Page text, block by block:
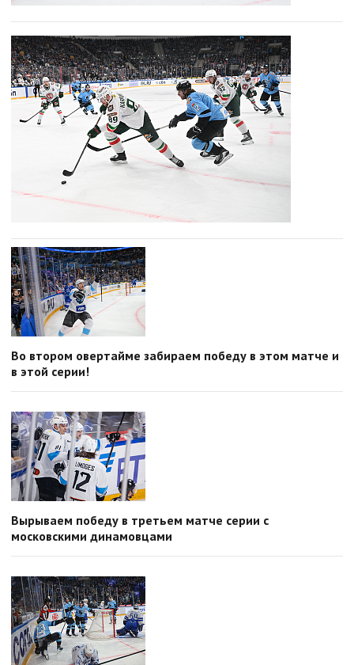
Во втором овертайме забираем победу в этом матче и
в этой серии!
Вырываем победу в третьем матче серии с
московскими динамовцами